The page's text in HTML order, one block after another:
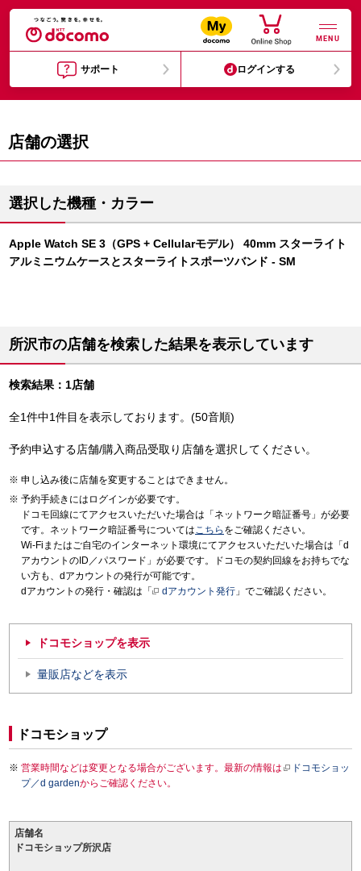
MENU
サポート ログインする
店舗の選択
選択した機種・カラー
Apple Watch SE 3（GPS + Cellularモデル） 40mm スターライト
アルミニウムケースとスターライトスポーツバンド - SM
所沢市の店舗を検索した結果を表示しています
検索結果：1店舗
全1件中1件目を表示しております。(50音順)
予約申込する店舗/購入商品受取り店舗を選択してください。
申し込み後に店舗を変更することはできません。
予約手続きにはログインが必要です。
ドコモ回線にてアクセスいただいた場合は「ネットワーク暗証番号」が必要
です。ネットワーク暗証番号についてはこちら をご確認ください。
Wi-Fiまたはご自宅のインターネット環境にてアクセスいただいた場合は「d
アカウントのID／パスワード」が必要です。ドコモの契約回線をお持ちでな
い方も、dアカウントの発行が可能です。
dアカウントの発行・確認は「
dアカウント発行 」でご確認ください。
ドコモショップを表示
量販店などを表示
ドコモショップ
営業時間などは変更となる場合がございます。最新の情報は
ドコモショッ
プ／d gardenからご確認ください。
店舗名
ドコモショップ所沢店